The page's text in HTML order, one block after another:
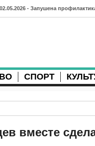
02.05.2026 - Запушена
- Губернатор
23.04.2026 - Детский
СПОРТ
вместе